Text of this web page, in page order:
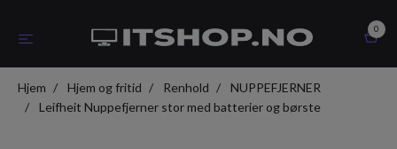
0
Hjem Hjem og fritid Renhold
NUPPEFJERNER
Leifheit Nuppefjerner stor med batterier og børste